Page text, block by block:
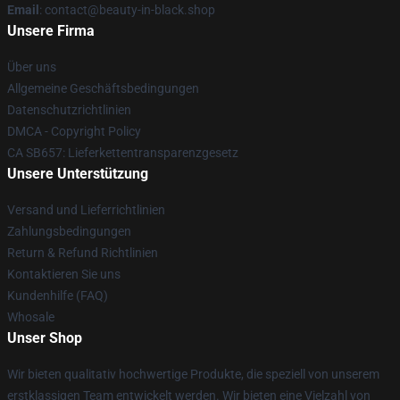
Email : contact@beauty-in-black.shop
Unsere Firma
Über uns
Allgemeine Geschäftsbedingungen
Datenschutzrichtlinien
DMCA - Copyright Policy
CA SB657: Lieferkettentransparenzgesetz
Unsere Unterstützung
Versand und Lieferrichtlinien
Zahlungsbedingungen
Return & Refund Richtlinien
Kontaktieren Sie uns
Kundenhilfe (FAQ)
Whosale
Unser Shop
Wir bieten qualitativ hochwertige Produkte, die speziell von unserem
erstklassigen Team entwickelt werden. Wir bieten eine Vielzahl von